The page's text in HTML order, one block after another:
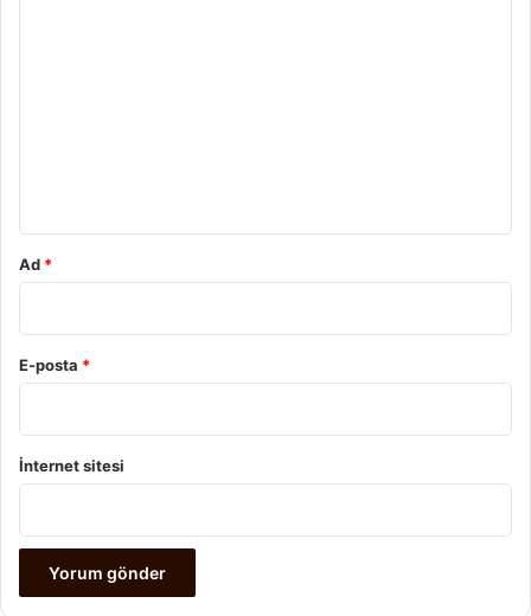
Ad *
E-posta *
İnternet sitesi